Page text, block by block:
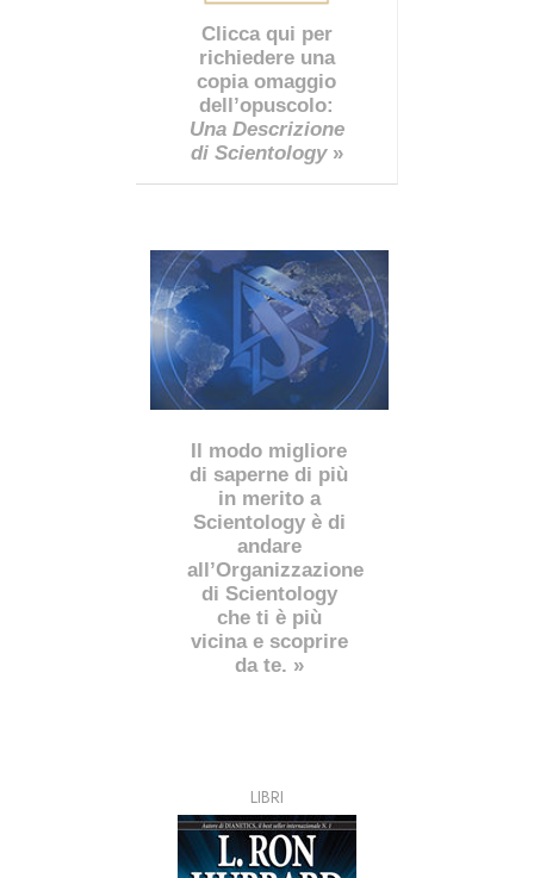
Clicca qui per
richiedere una
copia omaggio
dell’opuscolo:
Una Descrizione
di Scientology»
Il modo migliore
di saperne di più
in merito a
Scientology è di
andare
all’Organizzazione
di Scientology
che ti è più
vicina e scoprire
da te. »
LIBRI